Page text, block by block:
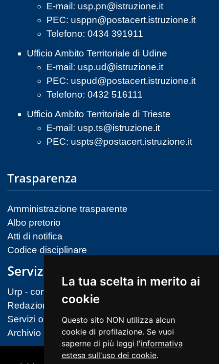
La tua scelta in merito ai
cookie
Questo sito NON utilizza alcun
cookie di profilazione. Se vuoi
saperne di più leggi l'informativa
estesa sull'uso dei cookie.
E-mail: usp.pn@istruzione.it
PEC: usppn@postacert.istruzione.it
Telefono: 0434 391911
Ufficio Ambito Territoriale di Udine
E-mail: usp.ud@istruzione.it
PEC: uspud@postacert.istruzione.it
Telefono: 0432 516111
Ufficio Ambito Territoriale di Trieste
E-mail: usp.ts@istruzione.it
PEC: uspts@postacert.istruzione.it
Trasparenza
Amministrazione trasparente
Albo pretorio
Atti di notifica
Codice disciplinare
Servizi
Urp - contatti
Redazione sito
Servizi on-line (MIM)
Archivio